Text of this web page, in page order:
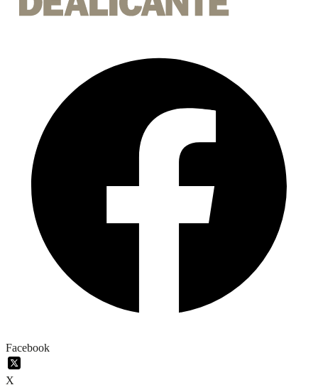
Facebook
X